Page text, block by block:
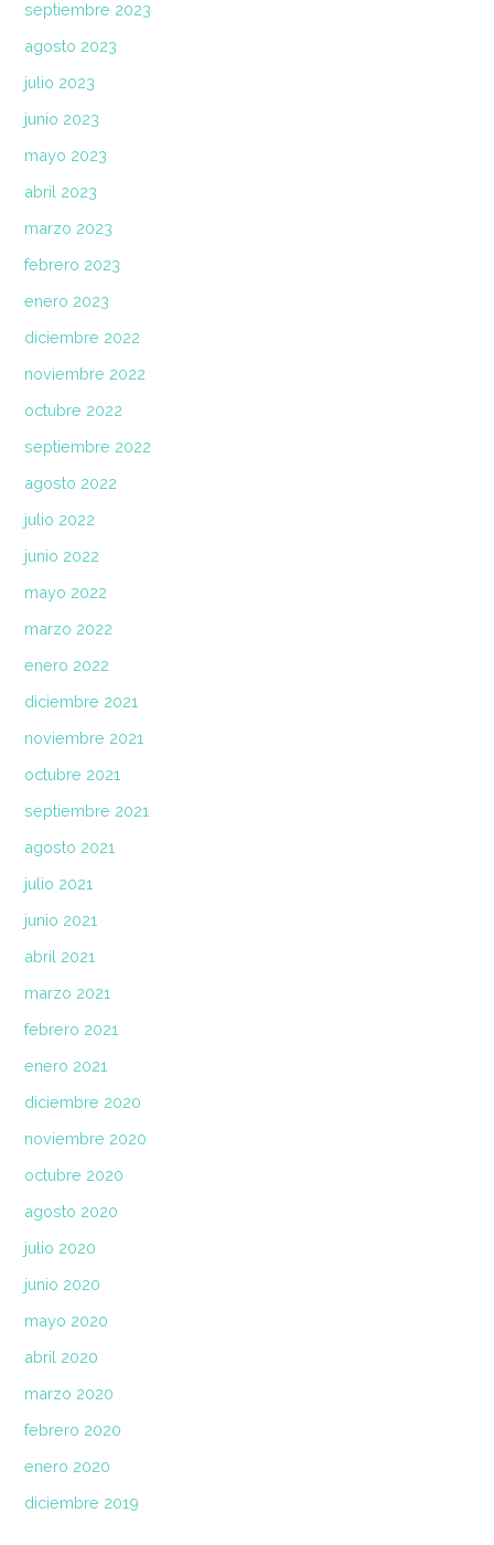
septiembre 2023
agosto 2023
julio 2023
junio 2023
mayo 2023
abril 2023
marzo 2023
febrero 2023
enero 2023
diciembre 2022
noviembre 2022
octubre 2022
septiembre 2022
agosto 2022
julio 2022
junio 2022
mayo 2022
marzo 2022
enero 2022
diciembre 2021
noviembre 2021
octubre 2021
septiembre 2021
agosto 2021
julio 2021
junio 2021
abril 2021
marzo 2021
febrero 2021
enero 2021
diciembre 2020
noviembre 2020
octubre 2020
agosto 2020
julio 2020
junio 2020
mayo 2020
abril 2020
marzo 2020
febrero 2020
enero 2020
diciembre 2019